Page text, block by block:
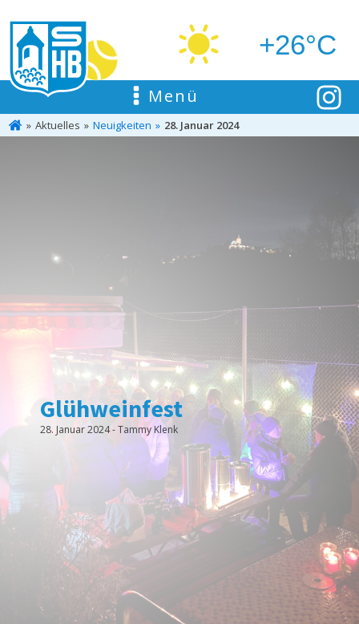
+26°C
Menü
Aktuelles Neuigkeiten 28. Januar 2024
Glühweinfest
28. Januar 2024-Tammy Klenk